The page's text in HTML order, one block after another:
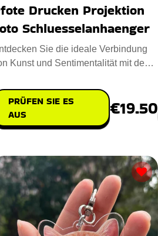
Drucken Projektion
Schluesselanhaenger
Sie die ideale Verbindung
Kunst und Sentimentalität mit dem
PRÜFEN SIE ES
AUS
€19.50